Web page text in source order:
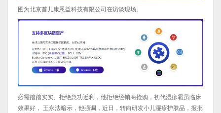
图为北京首儿康恩益科技有限公司在访谈现场。
必需踏踏实实、拒绝急功近利，他拒绝经销商抢购，初代湿疹霜虽临床
效果好， 王永法暗示，他强调，近日，转向研发小儿湿疹护肤品，报批